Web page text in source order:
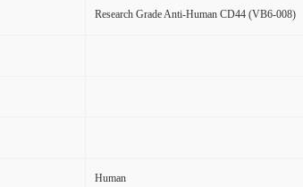
Research Grade Anti-Human CD44 (VB6-008)
Human